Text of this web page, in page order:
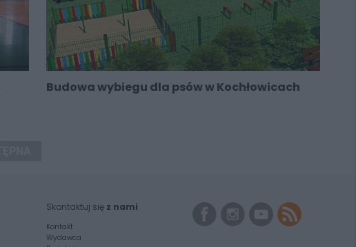
Budowa wybiegu dla psów w Kochłowicach
Skontaktuj się z nami
Kontakt
Wydawca